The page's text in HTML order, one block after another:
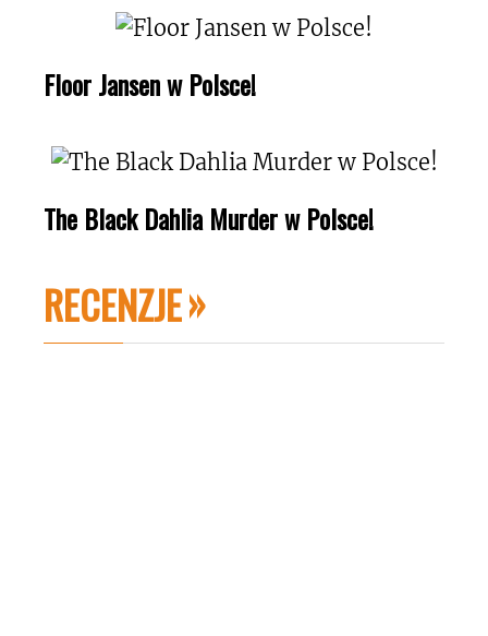
Floor Jansen w Polsce!
The Black Dahlia Murder w Polsce!
RECENZJE